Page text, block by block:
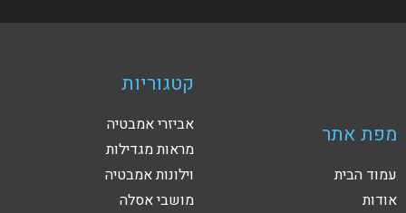
מפת אתר
עמוד הבית
אודות
קטגוריות
אביזרי אמבטיה
מראות מגדילות
וילונות אמבטיה
מושבי אסלה